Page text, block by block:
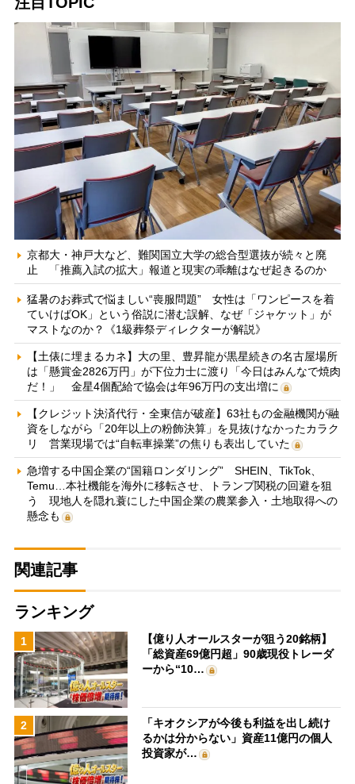
京都大・神戸大など、難関国立大学の総合型選抜が続々と廃
止 「推薦入試の拡大」報道と現実の乖離はなぜ起きるのか
猛暑のお葬式で悩ましい“喪服問題” 女性は「ワンピースを着
ていけばOK」という俗説に潜む誤解、なぜ「ジャケット」が
マストなのか？《1級葬祭ディレクターが解説》
【土俵に埋まるカネ】大の里、豊昇龍が黒星続きの名古屋場所
は「懸賞金2826万円」が下位力士に渡り「今日はみんなで焼肉
だ！」 金星4個配給で協会は年96万円の支出増に
【クレジット決済代行・全東信が破産】63社もの金融機関が融
資をしながら「20年以上の粉飾決算」を見抜けなかったカラク
リ 営業現場では“自転車操業”の焦りも表出していた
急増する中国企業の“国籍ロンダリング” SHEIN、TikTok、
Temu…本社機能を海外に移転させ、トランプ関税の回避を狙
う 現地人を隠れ蓑にした中国企業の農業参入・土地取得への
懸念も
関連記事
ランキング
1
【億り人オールスターが狙う20銘柄】
「総資産69億円超」90歳現役トレーダ
ーから“10…
2
「キオクシアが今後も利益を出し続け
るかは分からない」資産11億円の個人
投資家が…